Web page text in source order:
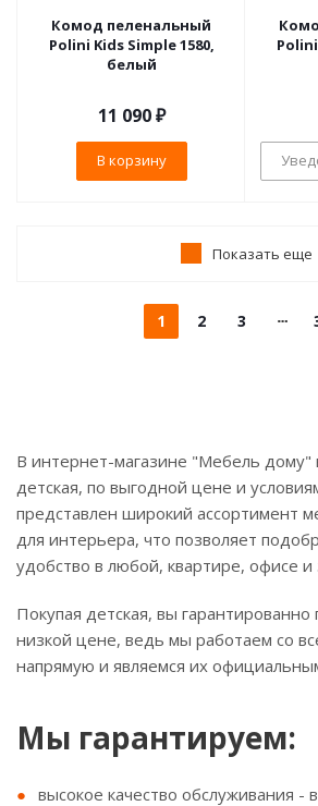
Комод пеленальный
Polini Kids Simple 1580,
белый
11 090₽
В корзину
Показать еще
1 2 3
В интернет-магазине "Мебель дому"
детская, по выгодной цене и
представлен широкий ассортимент
для интерьера, что позволяет
удобство в любой, квартире, офисе
Покупая детская, вы гарантированно
низкой цене, ведь мы работаем со
напрямую и являемся их
Мы гарантируем:
высокое качество обслуживания -